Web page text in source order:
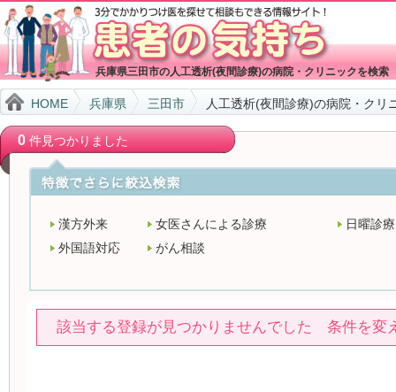
兵庫県三田市の人工透析(夜間診療)の病院・クリニックを検索
HOME 兵庫県 三田市 人工透析(夜間診療)の病院・クリ
0件見つかりました
漢方外来 女医さんによる診療
日曜診療
外国語対応
がん相談
該当する登録が見つかりませんでした 条件を